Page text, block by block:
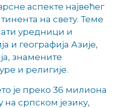
аспекте највећег
на свету. Теме
уредници и
и географија Азије,
знамените
и религије.
је преко 36 милиона
на српском језику,